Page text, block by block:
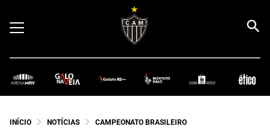
INÍCIO NOTÍCIAS CAMPEONATO BRASILEIRO